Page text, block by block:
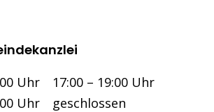
Nachmittag
Uhr
17:00 – 19:00 Uhr
Uhr
geschlossen